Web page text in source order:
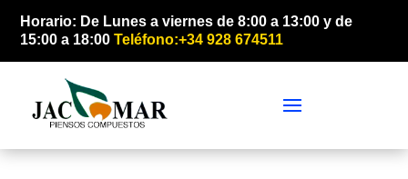
Horario: De Lunes a viernes de 8:00 a 13:00 y de
15:00 a 18:00Teléfono:+34 928 674511